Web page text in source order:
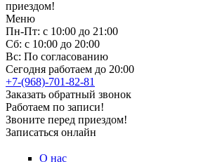
приездом!
Меню
Пн-Пт: с 10:00 до 21:00
Сб: с 10:00 до 20:00
Вс: По согласованию
Сегодня работаем до 20:00
+7-(968)-701-82-81
Заказать обратный звонок
Работаем по записи!
Звоните перед приездом!
Записаться онлайн
О нас